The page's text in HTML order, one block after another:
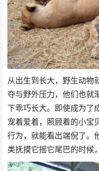
从出生到长大，野生动物
夺与野外压力，他们也就
下乖巧长大。即使成为了
宠着爱着，照顾着的小宝
行为，就能看出端倪了。
类抚摸它摇它尾巴的时候